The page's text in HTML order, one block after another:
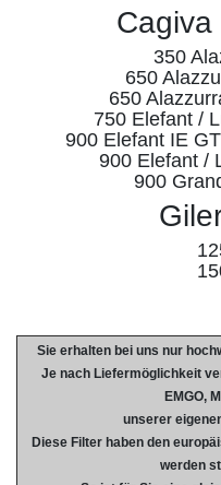
Cagiva
350
650
650
750 Elefant /
900 Elefant IE
900 Elefant /
900
Sie erhalten bei uns nur
Je nach Liefermöglichkeit
EMGO,
unserer
Diese Filter haben den
werden